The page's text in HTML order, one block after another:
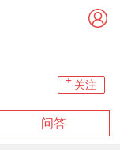
+ 关注
问答